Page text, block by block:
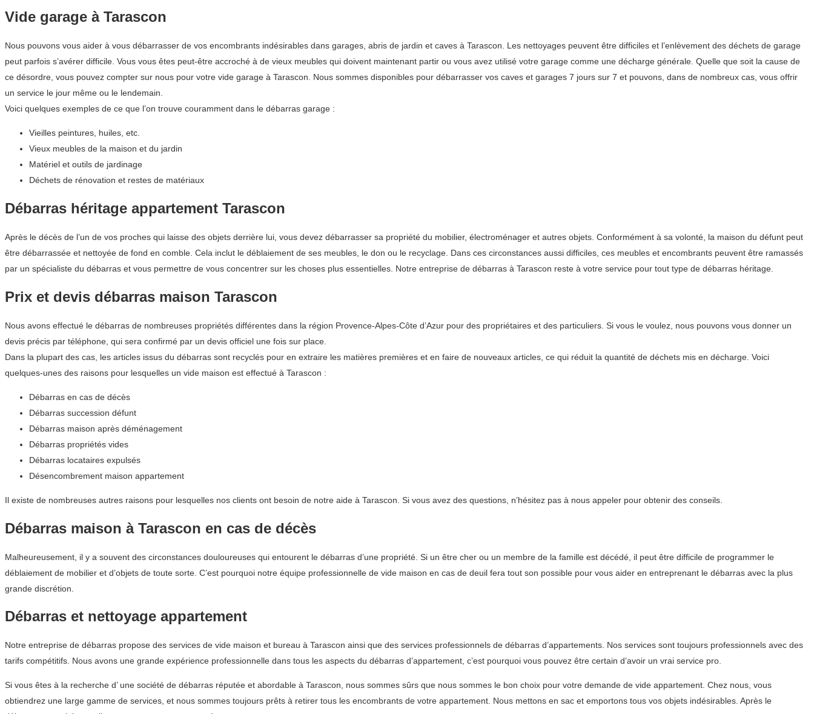
Vide garage à Tarascon
Nous pouvons vous aider à vous débarrasser de vos encombrants indésirables dans garages, abris de jardin et caves à Tarascon. Les nettoyages peuvent être difficiles et l’enlèvement des déchets de garage
peut parfois s’avérer difficile. Vous vous êtes peut-être accroché à de vieux meubles qui doivent maintenant partir ou vous avez utilisé votre garage comme une décharge générale. Quelle que soit la cause de
ce désordre, vous pouvez compter sur nous pour votre vide garage à Tarascon. Nous sommes disponibles pour débarrasser vos caves et garages 7 jours sur 7 et pouvons, dans de nombreux cas, vous offrir
un service le jour même ou le lendemain.
Voici quelques exemples de ce que l’on trouve couramment dans le débarras garage :
Vieilles peintures, huiles, etc.
Vieux meubles de la maison et du jardin
Matériel et outils de jardinage
Déchets de rénovation et restes de matériaux
Débarras héritage appartement Tarascon
Après le décès de l’un de vos proches qui laisse des objets derrière lui, vous devez débarrasser sa propriété du mobilier, électroménager et autres objets. Conformément à sa volonté, la maison du défunt peut
être débarrassée et nettoyée de fond en comble. Cela inclut le déblaiement de ses meubles, le don ou le recyclage. Dans ces circonstances aussi difficiles, ces meubles et encombrants peuvent être ramassés
par un spécialiste du débarras et vous permettre de vous concentrer sur les choses plus essentielles. Notre entreprise de débarras à Tarascon reste à votre service pour tout type de débarras héritage.
Prix et devis débarras maison Tarascon
Nous avons effectué le débarras de nombreuses propriétés différentes dans la région Provence-Alpes-Côte d’Azur pour des propriétaires et des particuliers. Si vous le voulez, nous pouvons vous donner un
devis précis par téléphone, qui sera confirmé par un devis officiel une fois sur place.
Dans la plupart des cas, les articles issus du débarras sont recyclés pour en extraire les matières premières et en faire de nouveaux articles, ce qui réduit la quantité de déchets mis en décharge. Voici
quelques-unes des raisons pour lesquelles un vide maison est effectué à Tarascon :
Débarras en cas de décès
Débarras succession défunt
Débarras maison après déménagement
Débarras propriétés vides
Débarras locataires expulsés
Désencombrement maison appartement
Il existe de nombreuses autres raisons pour lesquelles nos clients ont besoin de notre aide à Tarascon. Si vous avez des questions, n’hésitez pas à nous appeler pour obtenir des conseils.
Débarras maison à Tarascon en cas de décès
Malheureusement, il y a souvent des circonstances douloureuses qui entourent le débarras d’une propriété. Si un être cher ou un membre de la famille est décédé, il peut être difficile de programmer le
déblaiement de mobilier et d’objets de toute sorte. C’est pourquoi notre équipe professionnelle de vide maison en cas de deuil fera tout son possible pour vous aider en entreprenant le débarras avec la plus
grande discrétion.
Débarras et nettoyage appartement
Notre entreprise de débarras propose des services de vide maison et bureau à Tarascon ainsi que des services professionnels de débarras d’appartements. Nos services sont toujours professionnels avec des
tarifs compétitifs. Nous avons une grande expérience professionnelle dans tous les aspects du débarras d’appartement, c’est pourquoi vous pouvez être certain d’avoir un vrai service pro.
Si vous êtes à la recherche d’ une société de débarras réputée et abordable à Tarascon, nous sommes sûrs que nous sommes le bon choix pour votre demande de vide appartement. Chez nous, vous
obtiendrez une large gamme de services, et nous sommes toujours prêts à retirer tous les encombrants de votre appartement. Nous mettons en sac et emportons tous vos objets indésirables. Après le